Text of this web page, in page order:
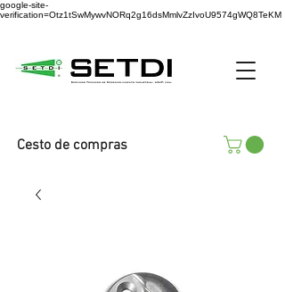
google-site-
verification=Otz1tSwMywvNORq2g16dsMmlvZzIvoU9574gWQ8TeKM
Cesto de compras